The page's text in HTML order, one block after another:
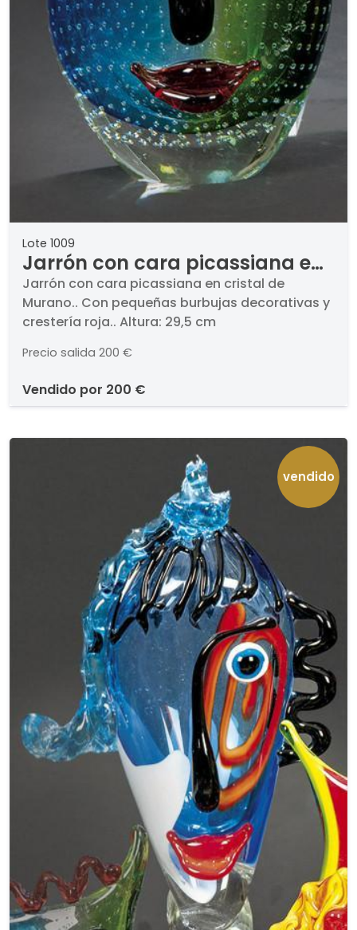
Lote 1009
Jarrón con cara picassiana en
cristal de Murano.
Jarrón con cara picassiana en cristal de
Murano.. Con pequeñas burbujas decorativas y
crestería roja.. Altura: 29,5 cm
Precio salida 200 €
vendido por 200 €
vendido